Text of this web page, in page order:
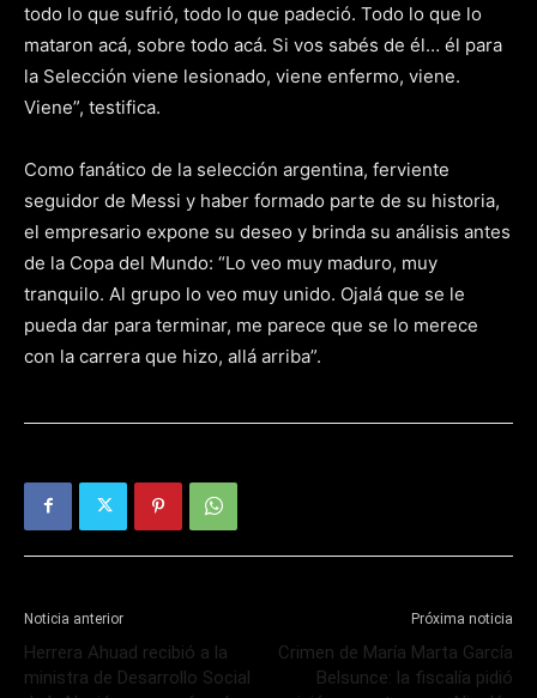
todo lo que sufrió, todo lo que padeció. Todo lo que lo
mataron acá, sobre todo acá. Si vos sabés de él… él para
la Selección viene lesionado, viene enfermo, viene.
Viene”, testifica.
Como fanático de la selección argentina, ferviente
seguidor de Messi y haber formado parte de su historia,
el empresario expone su deseo y brinda su análisis antes
de la Copa del Mundo: “Lo veo muy maduro, muy
tranquilo. Al grupo lo veo muy unido. Ojalá que se le
pueda dar para terminar, me parece que se lo merece
con la carrera que hizo, allá arriba”.
Noticia anterior
Herrera Ahuad recibió a la
ministra de Desarrollo Social
Próxima noticia
Crimen de María Marta García
Belsunce: la fiscalía pidió